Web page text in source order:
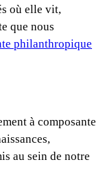
où elle vit,
que nous
philanthropique
à composante
au sein de notre